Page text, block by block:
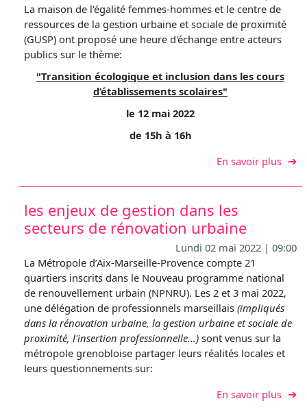
La maison de l'égalité femmes-hommes et le centre de
ressources de la gestion urbaine et sociale de proximité
(GUSP) ont proposé une heure d'échange entre acteurs
publics sur le thème:
"Transition écologique et inclusion dans les cours
d’établissements scolaires"
le 12 mai 2022
de 15h à 16h
En savoir plussur
les enjeux de gestion dans les
secteurs de rénovation urbaine
Lundi 02 mai 2022 | 09:00
La Métropole d’Aix-Marseille-Provence compte 21
quartiers inscrits dans le Nouveau programme national
de renouvellement urbain (NPNRU). Les 2 et 3 mai 2022,
une délégation de professionnels marseillais (impliqués
dans la rénovation urbaine, la gestion urbaine et sociale de
proximité, l'insertion professionnelle...) sont venus sur la
métropole grenobloise partager leurs réalités locales et
leurs questionnements sur:
En savoir plussur